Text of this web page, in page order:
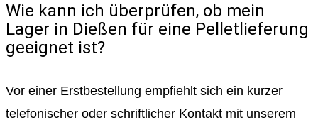
Wie kann ich überprüfen, ob mein
Lager in Dießen für eine Pelletlieferung
geeignet ist?
Vor einer Erstbestellung empfiehlt sich ein kurzer
telefonischer oder schriftlicher Kontakt mit unserem